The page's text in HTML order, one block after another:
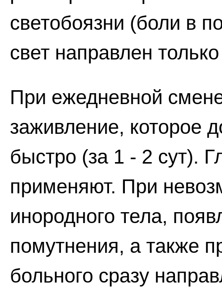
светобоязни (боли в
свет направлен
При ежедневной
заживление, которое
быстро (за 1 - 2 сут).
применяют. При
инородного тела,
помутнения, а также
больного сразу